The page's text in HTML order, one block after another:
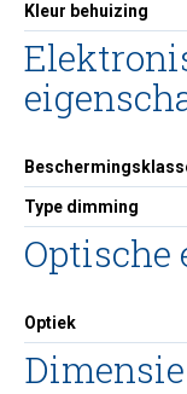
Kleur behuizing
Type dimming
Optische
Optiek
Dimensie